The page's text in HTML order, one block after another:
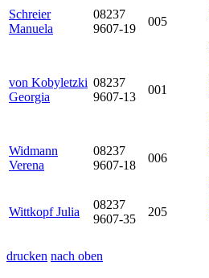
Schreier
Manuela
08237
9607-19
005
von Kobyletzki
Georgia
08237
9607-13
001
Widmann
Verena
08237
9607-18
006
Wittkopf Julia
08237
9607-35
205
drucken nach oben